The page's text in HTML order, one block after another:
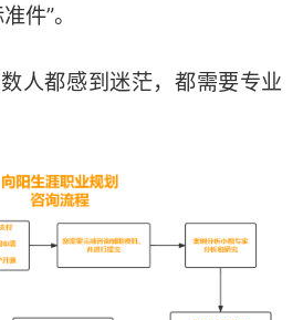
件”。
人都感到迷茫，都需要专业